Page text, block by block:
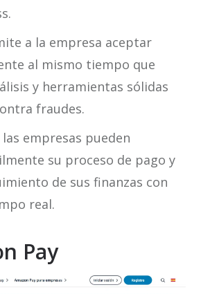
a la empresa aceptar
al mismo tiempo que
y herramientas sólidas
fraudes.
empresas pueden
su proceso de pago y
de sus finanzas con
real.
Pay